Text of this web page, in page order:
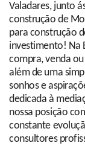
Valadares, junto
construção de
para construção
investimento! Na
compra, venda
além de uma
sonhos e
dedicada à
nossa posição
constante
consultores